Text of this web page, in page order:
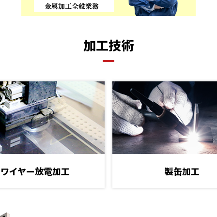
加工技術
ワイヤー放電加工 製缶加工